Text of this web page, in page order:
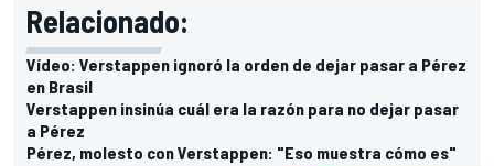
Relacionado:
Vídeo: Verstappen ignoró la orden de dejar pasar a Pérez
en Brasil
Verstappen insinúa cuál era la razón para no dejar pasar
a Pérez
Pérez, molesto con Verstappen: "Eso muestra cómo es"